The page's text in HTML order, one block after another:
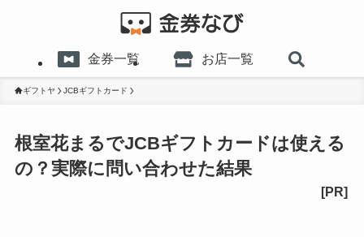
金券一覧 お店一覧
ギフトヤ JCBギフトカード
根室花まるでJCBギフトカードは使える
の？実際に問い合わせた結果